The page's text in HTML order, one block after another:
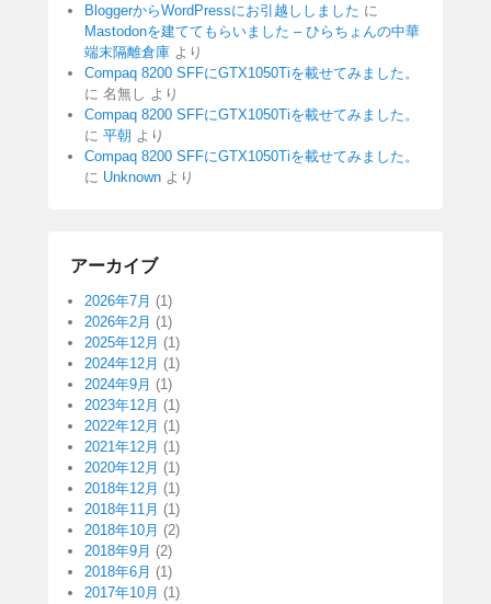
BloggerからWordPressにお引越ししました に
Mastodonを建ててもらいました – ひらちょんの中華
端末隔離倉庫 より
Compaq 8200 SFFにGTX1050Tiを載せてみました。
に 名無し より
Compaq 8200 SFFにGTX1050Tiを載せてみました。
に 平朝 より
Compaq 8200 SFFにGTX1050Tiを載せてみました。
に Unknown より
アーカイブ
2026年7月 (1)
2026年2月 (1)
2025年12月 (1)
2024年12月 (1)
2024年9月 (1)
2023年12月 (1)
2022年12月 (1)
2021年12月 (1)
2020年12月 (1)
2018年12月 (1)
2018年11月 (1)
2018年10月 (2)
2018年9月 (2)
2018年6月 (1)
2017年10月 (1)